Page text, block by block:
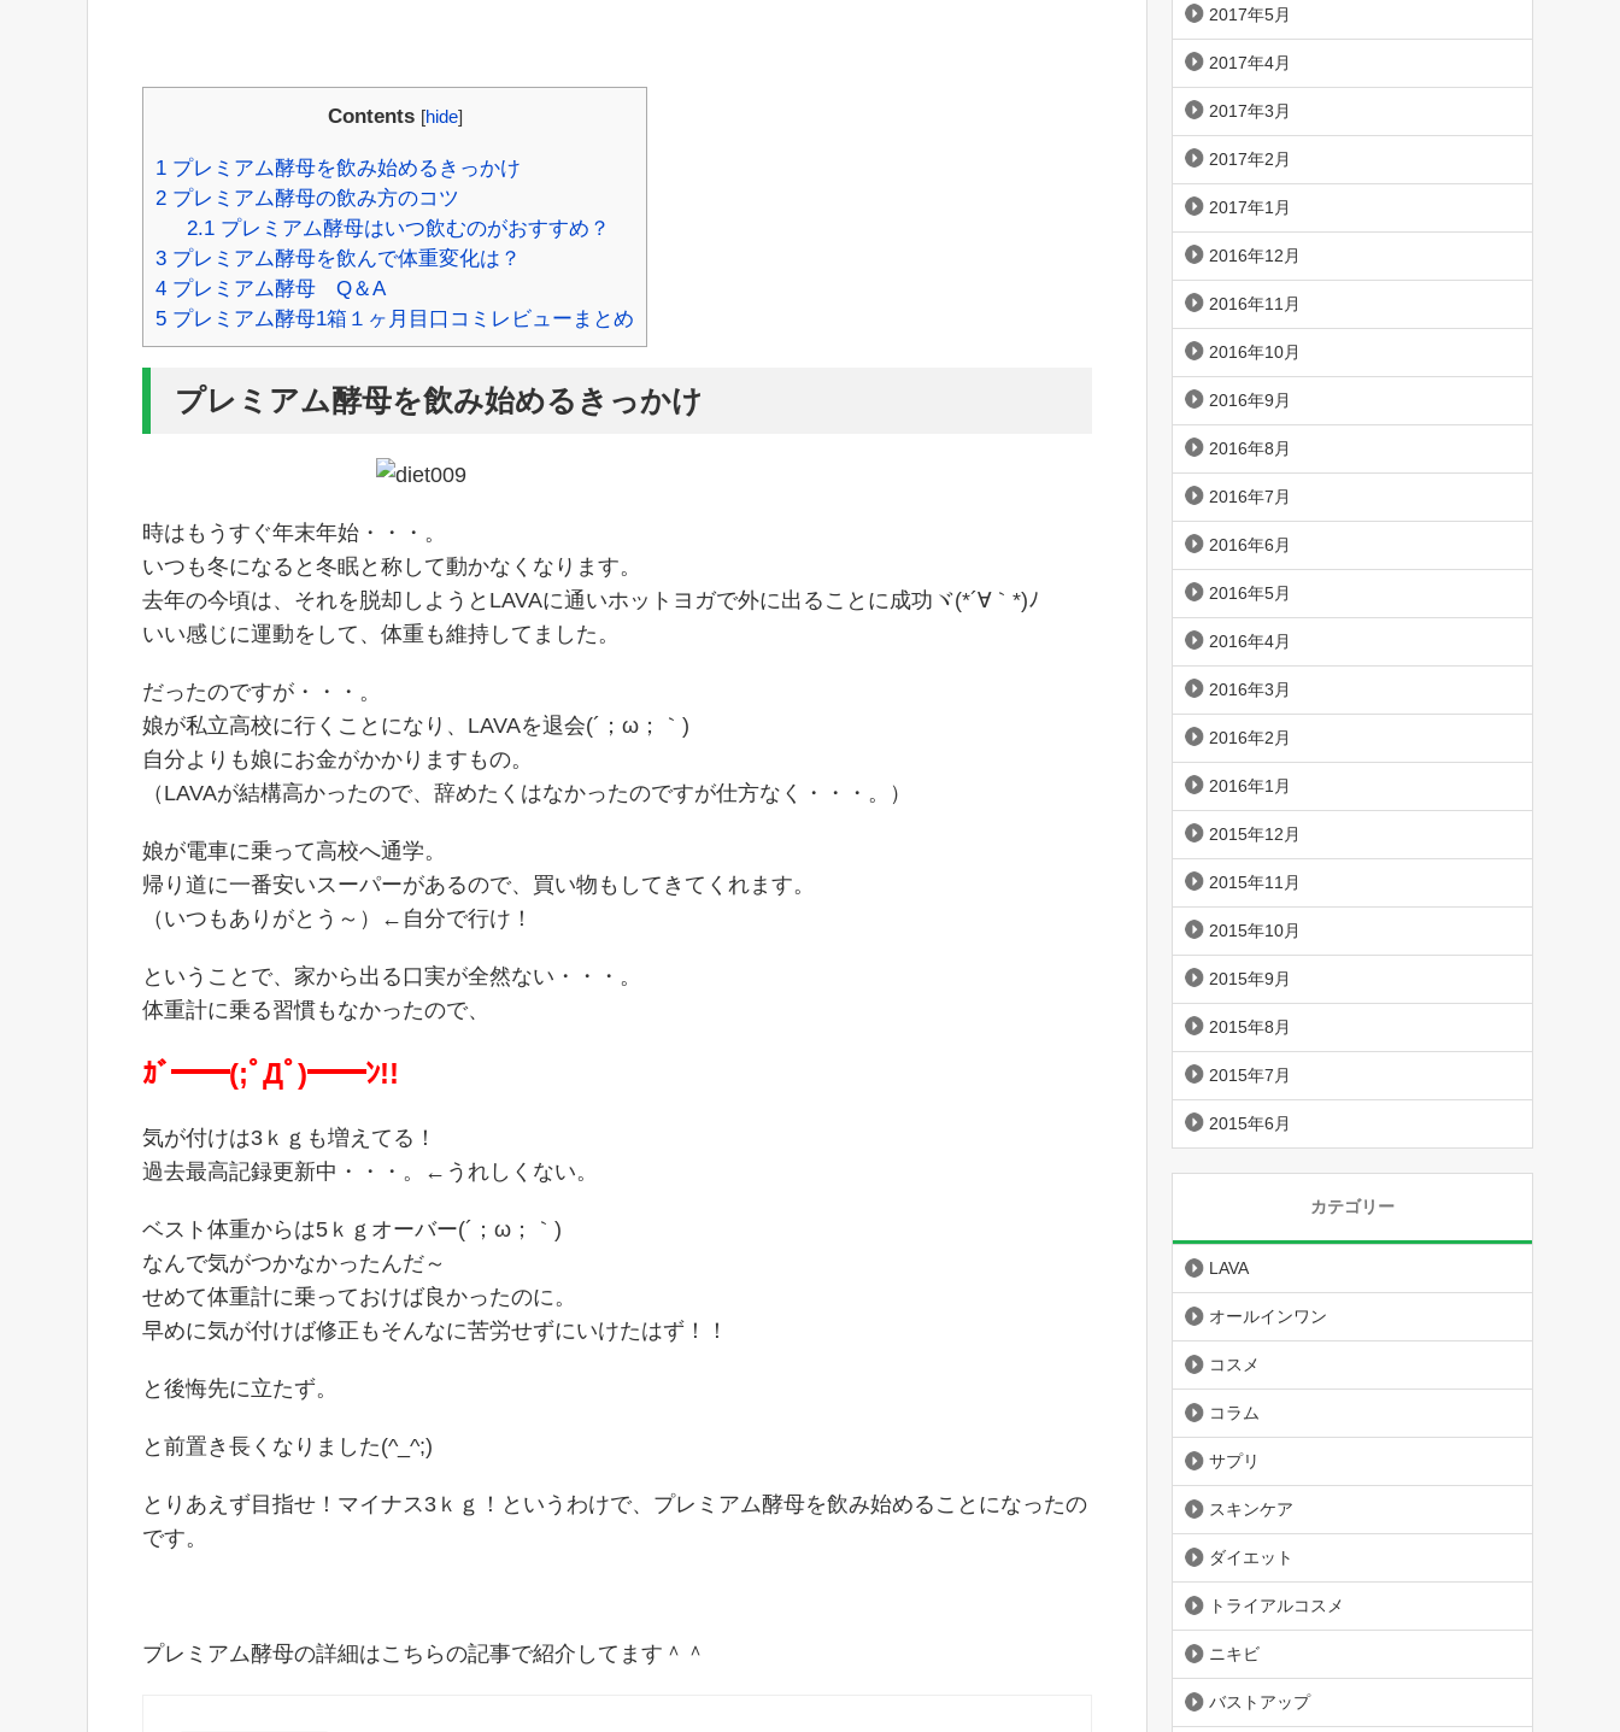
Contents [hide]
1 プレミアム酵母を飲み始めるきっかけ
2 プレミアム酵母の飲み方のコツ
2.1プレミアム酵母はいつ飲むのがおすすめ？
3 プレミアム酵母を飲んで体重変化は？
4 プレミアム酵母 Q＆A
5 プレミアム酵母1箱１ヶ月目口コミレビューまとめ
プレミアム酵母を飲み始めるきっかけ
時はもうすぐ年末年始・・・。
いつも冬になると冬眠と称して動かなくなります。
去年の今頃は、それを脱却しようとLAVAに通いホットヨガで外に出ることに成功ヾ(*´∀｀*)ﾉ
いい感じに運動をして、体重も維持してました。
だったのですが・・・。
娘が私立高校に行くことになり、LAVAを退会(´；ω；｀)
自分よりも娘にお金がかかりますもの。
（LAVAが結構高かったので、辞めたくはなかったのですが仕方なく・・・。）
娘が電車に乗って高校へ通学。
帰り道に一番安いスーパーがあるので、買い物もしてきてくれます。
（いつもありがとう～）←自分で行け！
ということで、家から出る口実が全然ない・・・。
体重計に乗る習慣もなかったので、
ｶﾞ━━(;ﾟДﾟ)━━ﾝ!!
気が付けは3ｋｇも増えてる！
過去最高記録更新中・・・。←うれしくない。
ベスト体重からは5ｋｇオーバー(´；ω；｀)
なんで気がつかなかったんだ～
せめて体重計に乗っておけば良かったのに。
早めに気が付けば修正もそんなに苦労せずにいけたはず！！
と後悔先に立たず。
と前置き長くなりました(^_^;)
とりあえず目指せ！マイナス3ｋｇ！というわけで、プレミアム酵母を飲み始めることになったの
です。
プレミアム酵母の詳細はこちらの記事で紹介してます＾＾
2017年5月
2017年4月
2017年3月
2017年2月
2017年1月
2016年12月
2016年11月
2016年10月
2016年9月
2016年8月
2016年7月
2016年6月
2016年5月
2016年4月
2016年3月
2016年2月
2016年1月
2015年12月
2015年11月
2015年10月
2015年9月
2015年8月
2015年7月
2015年6月
カテゴリー
LAVA
オールインワン
コスメ
コラム
サプリ
スキンケア
ダイエット
トライアルコスメ
ニキビ
バストアップ